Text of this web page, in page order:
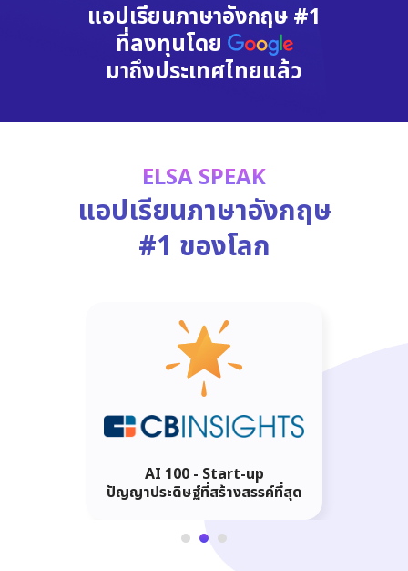
แอปเรียนภาษาอังกฤษ #1
ที่ลงทุนโดย
มาถึงประเทศไทยแล้ว
ELSA SPEAK
แอปเรียนภาษาอังกฤษ
#1 ของโลก
AI 100 - Start-up
ปัญญาประดิษฐ์ที่สร้างสรรค์ที่สุด